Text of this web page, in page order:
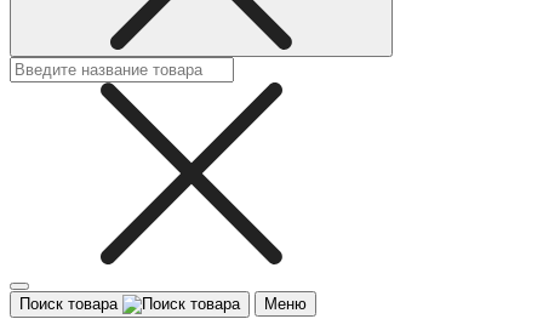
Поиск товара Меню